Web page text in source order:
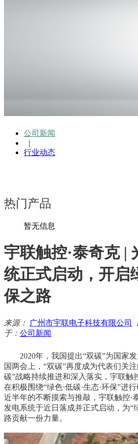
公司新闻
|
行业动态
热门产品
暂无信息
宇联触控·泰奇克 |
统正式启动，开启
保之路
来源： 广州市宇联电子科技有限公司
于： 公司新闻
2020年，我国提出“双碳”为国家发
国两会上，“双碳”再度成为代表们关
碳”战略持续推进和深入落实，宇联触
在积极围绕“绿色·低碳·生态·环保”进
近半年的不断摸索与推敲，宇联触控·
发电系统于近日落成并正式启动，为“
路贡献一份力量。